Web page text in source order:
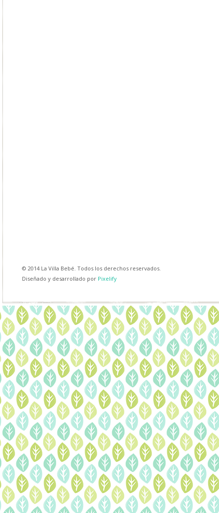
© 2014 La Villa Bebé. Todos los derechos reservados.
Diseñado y desarrollado por Pixelify